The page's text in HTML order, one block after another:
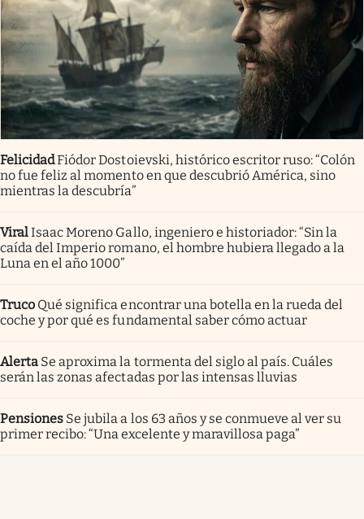
FelicidadFiódor Dostoievski, histórico escritor ruso: “Colón
no fue feliz al momento en que descubrió América, sino
mientras la descubría”
ViralIsaac Moreno Gallo, ingeniero e historiador: “Sin la
caída del Imperio romano, el hombre hubiera llegado a la
Luna en el año 1000”
Truco Qué significa encontrar una botella en la rueda del
coche y por qué es fundamental saber cómo actuar
Alerta Se aproxima la tormenta del siglo al país. Cuáles
serán las zonas afectadas por las intensas lluvias
Pensiones Se jubila a los 63 años y se conmueve al ver su
primer recibo: “Una excelente y maravillosa paga”